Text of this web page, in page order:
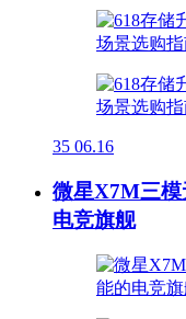
35 06.16
微星X7M三模
电竞旗舰